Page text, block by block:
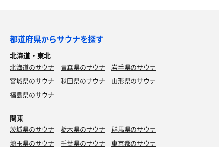
都道府県からサウナを探す
北海道・東北
北海道のサウナ 青森県のサウナ
岩手県のサウナ
宮城県のサウナ
秋田県のサウナ
山形県のサウナ
福島県のサウナ
関東
茨城県のサウナ 栃木県のサウナ
群馬県のサウナ
埼玉県のサウナ
千葉県のサウナ
東京都のサウナ